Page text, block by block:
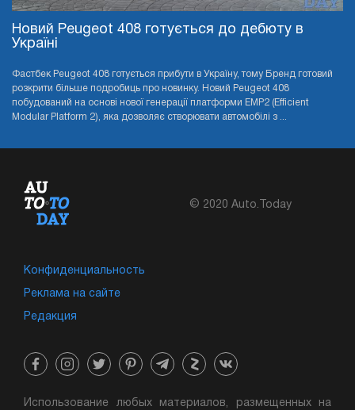
Новий Peugeot 408 готується до дебюту в
Україні
Фастбек Peugeot 408 готується прибути в Україну, тому Бренд готовий
розкрити більше подробиць про новинку. Новий Peugeot 408
побудований на основі нової генерації платформи EMP2 (Efficient
Modular Platform 2), яка дозволяє створювати автомобілі з ...
© 2020 Auto.Today
Конфиденциальность
Реклама на сайте
Редакция
Использование любых материалов, размещенных на